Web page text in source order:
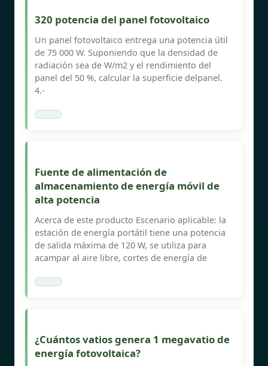
320 potencia del panel fotovoltaico
Un panel fotovoltaico entrega una potencia útil
de 75 000 W. Suponiendo que la densidad de
radiación sea de W/m2 y el rendimiento del
panel del 50 %, calcular la superficie delpanel.
4.-
Fuente de alimentación de
almacenamiento de energía móvil de
alta potencia
Acerca de este producto Escenario aplicable: la
estación de energía portátil tiene una potencia
de salida máxima de 120 W, se utiliza para
acampar al aire libre, cortes de energía de
¿Cuántos vatios genera 1 megavatio de
energía fotovoltaica?